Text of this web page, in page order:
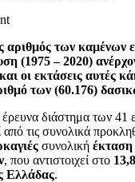
αριθμός των καμένων
(1975 – 2020)
οι εκτάσεις αυτές
των (60.176)
διάστημα των 41
τις συνολικά
συνολική έκταση
, που αντιστοιχεί στο
Ελλάδας.